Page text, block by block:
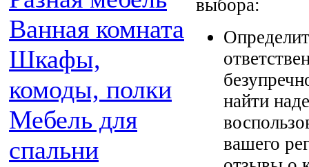
Ванная комната
Шкафы,
комоды, полки
Мебель для
спальни
выбора:
найти
вашего